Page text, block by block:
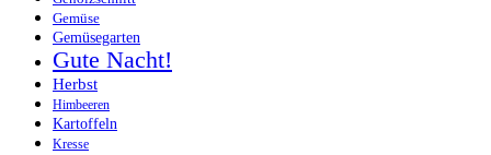
Gemüse
Gemüsegarten
Gute Nacht!
Herbst
Himbeeren
Kartoffeln
Kresse